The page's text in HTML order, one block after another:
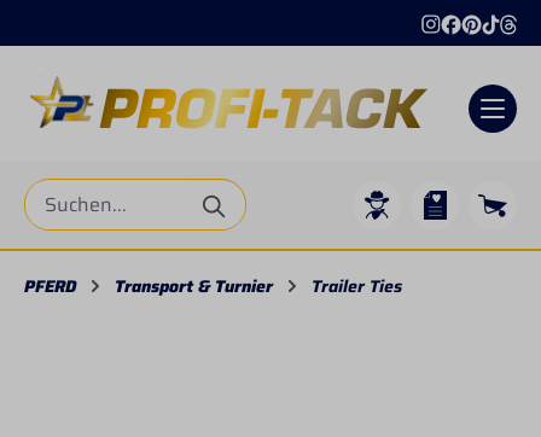
PFERD Transport & Turnier Trailer Ties